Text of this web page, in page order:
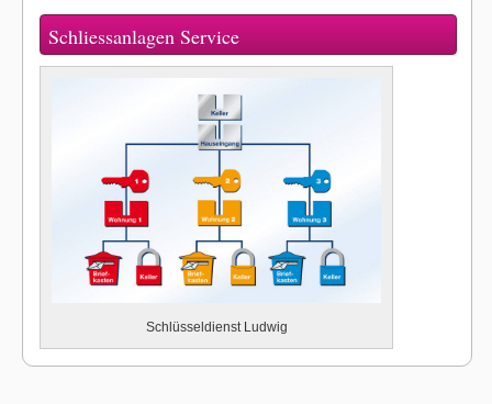
Schliessanlagen Service
Schlüsseldienst Ludwig